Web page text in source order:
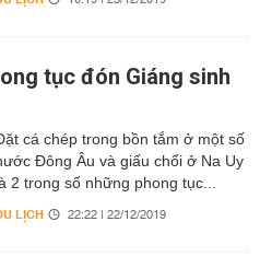
tục đón Giáng sinh
cá chép trong bồn tắm ở một số
Đông Âu và giấu chổi ở Na Uy
2 trong số những phong tục...
LỊCH 22:22 | 22/12/2019